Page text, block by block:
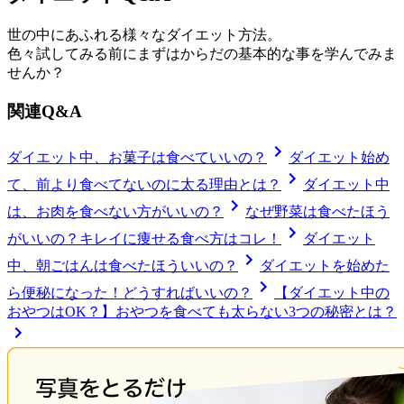
世の中にあふれる様々なダイエット方法。
色々試してみる前にまずはからだの基本的な事を学んでみま
せんか？
関連Q&A
ダイエット中、お菓子は食べていいの？
ダイエット始め
て、前より食べてないのに太る理由とは？
ダイエット中
は、お肉を食べない方がいいの？
なぜ野菜は食べたほう
がいいの？キレイに痩せる食べ方はコレ！
ダイエット
中、朝ごはんは食べたほういいの？
ダイエットを始めた
ら便秘になった！どうすればいいの？
【ダイエット中の
おやつはOK？】おやつを食べても太らない3つの秘密とは？